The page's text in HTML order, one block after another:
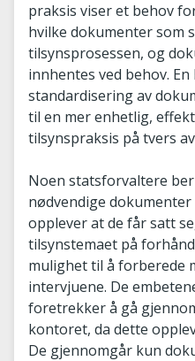
praksis viser et behov
hvilke dokumenter som
tilsynsprosessen, og
innhentes ved behov.
standardisering av
til en mer enhetlig,
tilsynspraksis på tvers
Noen statsforvaltere
nødvendige
opplever at de får satt
tilsynstemaet på
mulighet til å forberede
intervjuene. De
foretrekker å gå
kontoret, da dette
De gjennomgår kun